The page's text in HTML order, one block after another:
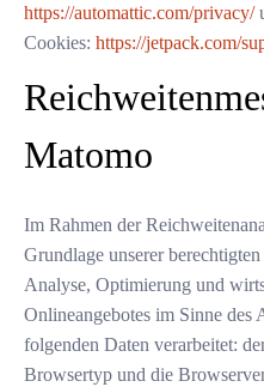
https://automattic.com/privacy/
Cookies: https://jetpack.com/
Matomo
Im Rahmen der
Grundlage unserer
Analyse, Optimierung und
Onlineangebotes im Sinne
folgenden Daten verarbeitet:
Browsertyp und die